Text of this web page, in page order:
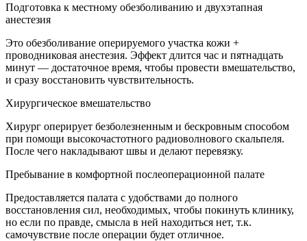
Подготовка к местному обезболиванию и двухэтапная
анестезия
Это обезболивание оперируемого участка кожи +
проводниковая анестезия. Эффект длится час и пятнадцать
минут — достаточное время, чтобы провести вмешательство,
и сразу восстановить чувствительность.
Хирургическое вмешательство
Хирург оперирует безболезненным и бескровным способом
при помощи высокочастотного радиоволнового скальпеля.
После чего накладывают швы и делают перевязку.
Пребывание в комфортной послеоперационной палате
Предоставляется палата с удобствами до полного
восстановления сил, необходимых, чтобы покинуть клинику,
но если по правде, смысла в ней находиться нет, т.к.
самочувствие после операции будет отличное.